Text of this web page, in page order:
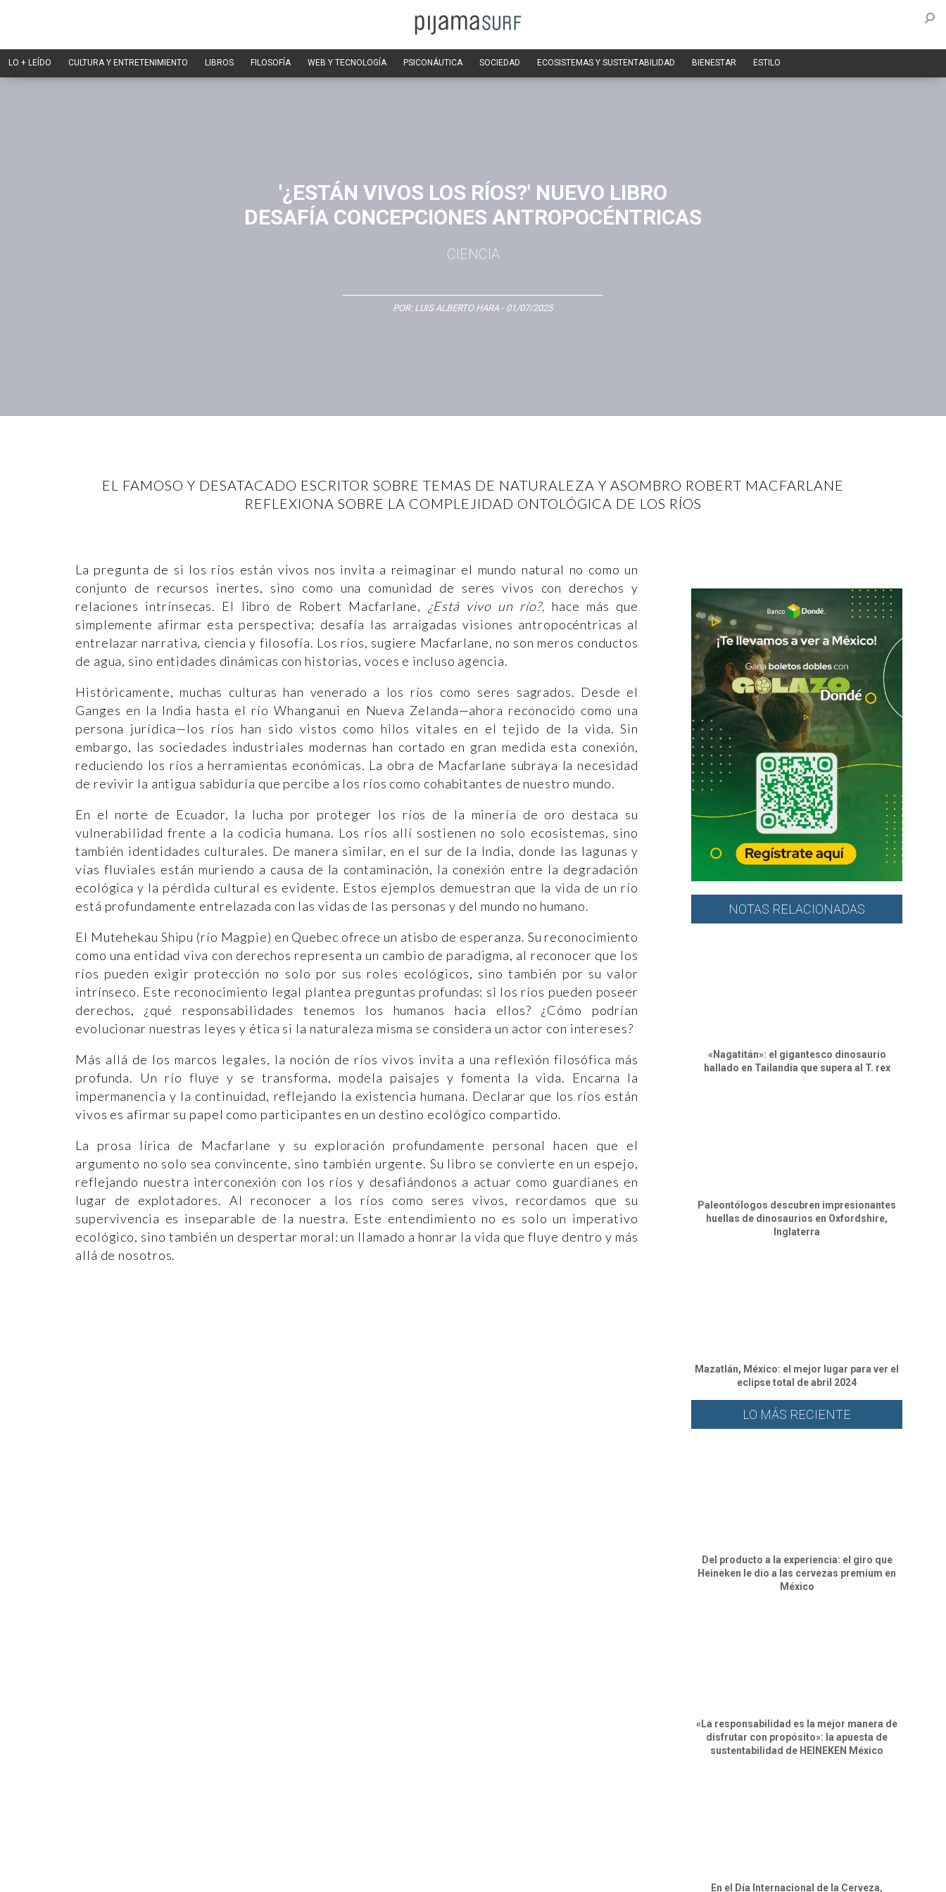
LO + LEÍDO CULTURA Y ENTRETENIMIENTO LIBROS FILOSOFÍA WEB Y TECNOLOGÍA PSICONÁUTICA SOCIEDAD ECOSISTEMAS Y SUSTENTABILIDAD BIENESTAR ESTILO
'¿ESTÁN VIVOS LOS RÍOS?' NUEVO LIBRO
DESAFÍA CONCEPCIONES ANTROPOCÉNTRICAS
CIENCIA
POR: LUIS ALBERTO HARA - 01/07/2025
EL FAMOSO Y DESATACADO ESCRITOR SOBRE TEMAS DE NATURALEZA Y ASOMBRO ROBERT MACFARLANE
REFLEXIONA SOBRE LA COMPLEJIDAD ONTOLÓGICA DE LOS RÍOS
La pregunta de si los ríos están vivos nos invita a reimaginar el mundo natural no como un
conjunto de recursos inertes, sino como una comunidad de seres vivos con derechos y
relaciones intrínsecas. El libro de Robert Macfarlane, ¿Está vivo un río?, hace más que
simplemente afirmar esta perspectiva; desafía las arraigadas visiones antropocéntricas al
entrelazar narrativa, ciencia y filosofía. Los ríos, sugiere Macfarlane, no son meros conductos
de agua, sino entidades dinámicas con historias, voces e incluso agencia.
Históricamente, muchas culturas han venerado a los ríos como seres sagrados. Desde el
Ganges en la India hasta el río Whanganui en Nueva Zelanda—ahora reconocido como una
persona jurídica—los ríos han sido vistos como hilos vitales en el tejido de la vida. Sin
embargo, las sociedades industriales modernas han cortado en gran medida esta conexión,
reduciendo los ríos a herramientas económicas. La obra de Macfarlane subraya la necesidad
de revivir la antigua sabiduría que percibe a los ríos como cohabitantes de nuestro mundo.
En el norte de Ecuador, la lucha por proteger los ríos de la minería de oro destaca su
vulnerabilidad frente a la codicia humana. Los ríos allí sostienen no solo ecosistemas, sino
también identidades culturales. De manera similar, en el sur de la India, donde las lagunas y
vías fluviales están muriendo a causa de la contaminación, la conexión entre la degradación
ecológica y la pérdida cultural es evidente. Estos ejemplos demuestran que la vida de un río
está profundamente entrelazada con las vidas de las personas y del mundo no humano.
El Mutehekau Shipu (río Magpie) en Quebec ofrece un atisbo de esperanza. Su reconocimiento
como una entidad viva con derechos representa un cambio de paradigma, al reconocer que los
ríos pueden exigir protección no solo por sus roles ecológicos, sino también por su valor
intrínseco. Este reconocimiento legal plantea preguntas profundas: si los ríos pueden poseer
derechos, ¿qué responsabilidades tenemos los humanos hacia ellos? ¿Cómo podrían
evolucionar nuestras leyes y ética si la naturaleza misma se considera un actor con intereses?
Más allá de los marcos legales, la noción de ríos vivos invita a una reflexión filosófica más
profunda. Un río fluye y se transforma, modela paisajes y fomenta la vida. Encarna la
impermanencia y la continuidad, reflejando la existencia humana. Declarar que los ríos están
vivos es afirmar su papel como participantes en un destino ecológico compartido.
La prosa lírica de Macfarlane y su exploración profundamente personal hacen que el
argumento no solo sea convincente, sino también urgente. Su libro se convierte en un espejo,
reflejando nuestra interconexión con los ríos y desafiándonos a actuar como guardianes en
lugar de explotadores. Al reconocer a los ríos como seres vivos, recordamos que su
supervivencia es inseparable de la nuestra. Este entendimiento no es solo un imperativo
ecológico, sino también un despertar moral: un llamado a honrar la vida que fluye dentro y más
allá de nosotros.
NOTAS RELACIONADAS
«Nagatitán»: el gigantesco dinosaurio
hallado en Tailandia que supera al T. rex
Paleontólogos descubren impresionantes
huellas de dinosaurios en Oxfordshire,
Inglaterra
Mazatlán, México: el mejor lugar para ver el
eclipse total de abril 2024
LO MÁS RECIENTE
Del producto a la experiencia: el giro que
Heineken le dio a las cervezas premium en
México
«La responsabilidad es la mejor manera de
disfrutar con propósito»: la apuesta de
sustentabilidad de HEINEKEN México
En el Día Internacional de la Cerveza,